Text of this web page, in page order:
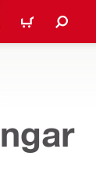
IN ELLER
VARUKORG